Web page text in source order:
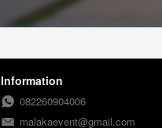
Information
082260904006
malakaevent@gmail.com